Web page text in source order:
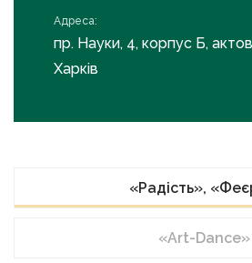
Адреса:
пр. Науки, 4, корпус Б,
Харків
«Радість»,
«Art-Dance»